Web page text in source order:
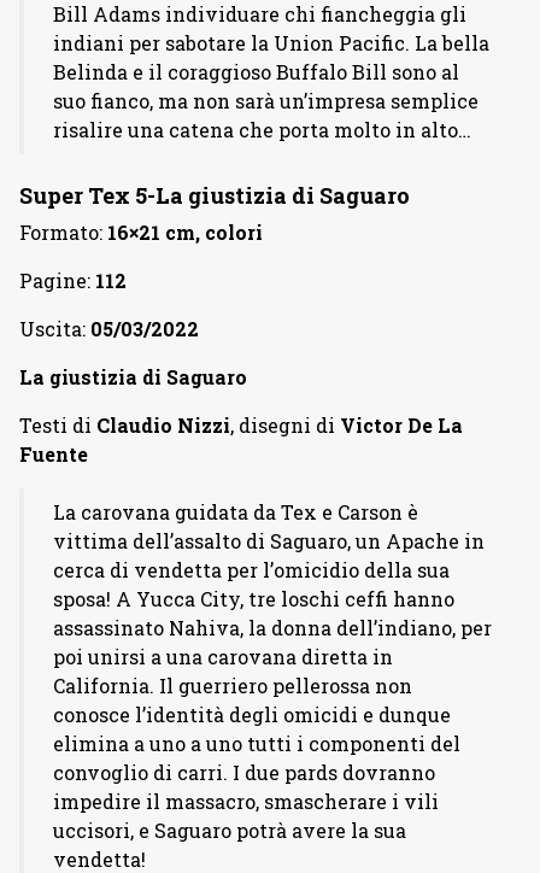
Bill Adams individuare chi fiancheggia gli
indiani per sabotare la Union Pacific. La bella
Belinda e il coraggioso Buffalo Bill sono al
suo fianco, ma non sarà un’impresa semplice
risalire una catena che porta molto in alto…
Super Tex 5-La giustizia di Saguaro
Formato: 16×21 cm, colori
Pagine: 112
Uscita: 05/03/2022
La giustizia di Saguaro
Testi di Claudio Nizzi, disegni di Victor De La
Fuente
La carovana guidata da Tex e Carson è
vittima dell’assalto di Saguaro, un Apache in
cerca di vendetta per l’omicidio della sua
sposa! A Yucca City, tre loschi ceffi hanno
assassinato Nahiva, la donna dell’indiano, per
poi unirsi a una carovana diretta in
California. Il guerriero pellerossa non
conosce l’identità degli omicidi e dunque
elimina a uno a uno tutti i componenti del
convoglio di carri. I due pards dovranno
impedire il massacro, smascherare i vili
uccisori, e Saguaro potrà avere la sua
vendetta!